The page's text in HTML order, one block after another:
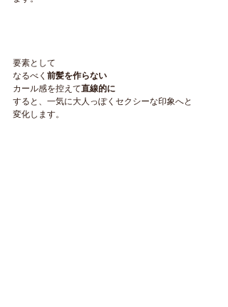
要素として
なるべく 前髪を作らない
カール感を控えて直線的に
すると、一気に大人っぽくセクシーな印象へと
変化します。